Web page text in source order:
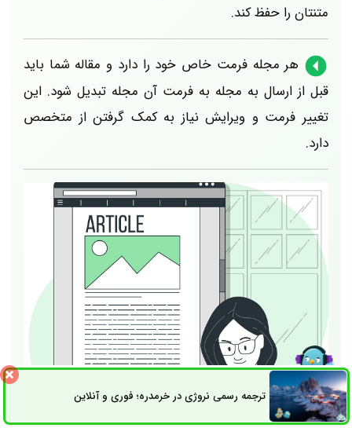
متنتان را حفظ کند.
هر مجله فرمت خاص خود را دارد و مقاله شما باید
قبل از ارسال به مجله به فرمت آن مجله تبدیل شود. این
تغییر فرمت و ویرایش نیاز به کمک گرفتن از متخصص
دارد.
ترجمه رسمی نروژی در خرمدره؛ فوری و آنلاینثبت سفارش راه های ارتباطی